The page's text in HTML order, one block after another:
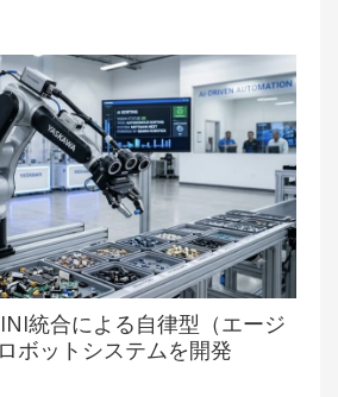
統合による自律型（エージ
ボットシステムを開発